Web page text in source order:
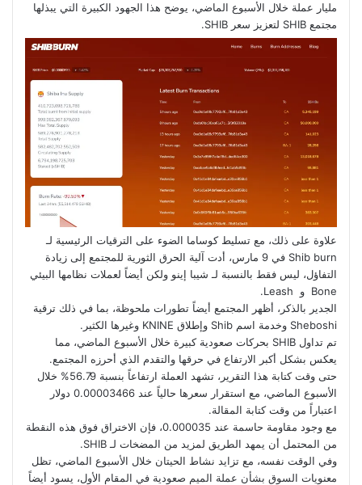
مليار عملة خلال الأسبوع الماضي، يوضح هذا الجهود الكبيرة التي يبذلها
مجتمع SHIB لتعزيز سعر SHIB.
علاوة على ذلك، مع تسليط كوساما الضوء على الترقيات الرئيسية لـ
Shib burn في 9 مارس، أدت آلية الحرق الثورية للمجتمع إلى زيادة
التفاؤل، ليس فقط بالنسبة لـ شيبا إينو ولكن أيضاً لعملات نظامها البيئي
Bone و Leash.
الجدير بالذكر، أظهر المجتمع أيضاً تطورات ملحوظة، بما في ذلك ترقية
Sheboshi وخدمة اسم Shib وإطلاق KNINE وغيرها الكثير.
تم تداول SHIB بحركات صعودية كبيرة خلال الأسبوع الماضي، مما
يعكس بشكل أكبر الارتفاع في حرقها والتقدم الذي أحرزه المجتمع.
حتى وقت كتابة هذا التقرير، تشهد العملة ارتفاعاً بنسبة 56.79% خلال
الأسبوع الماضي، مع استقرار سعرها حالياً عند 0.00003466 دولار
اعتباراً من وقت كتابة المقالة.
مع وجود مقاومة حاسمة عند 0.000035، فإن الاختراق فوق هذه النقطة
من المحتمل أن يمهد الطريق لمزيد من المضخات لـ SHIB.
وفي الوقت نفسه، مع تزايد نشاط الحيتان خلال الأسبوع الماضي، تظل
معنويات السوق بشأن عملة الميم صعودية في المقام الأول، يسود أيضاً